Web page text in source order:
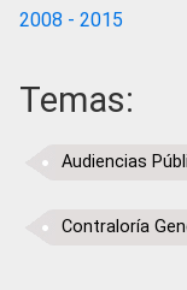
2008 - 2015
Temas:
Audiencias
Contraloría